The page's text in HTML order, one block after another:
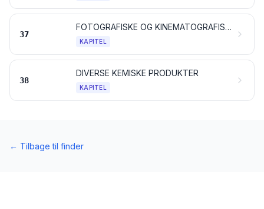
37
FOTOGRAFISKE OG KINEMATOGRAFISKE ARTIKLER
KAPITEL
38
DIVERSE KEMISKE PRODUKTER
KAPITEL
← Tilbage til finder